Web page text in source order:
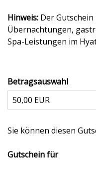
Hinweis: Der
Übernachtungen,
Spa-Leistungen im
Betragsauswahl
Sie können diesen
Gutschein für